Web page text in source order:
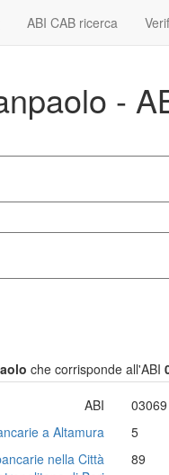
ABI CAB ricerca
-
che corrisponde all'ABI
ABI
03069
a Altamura
5
nella Città
89